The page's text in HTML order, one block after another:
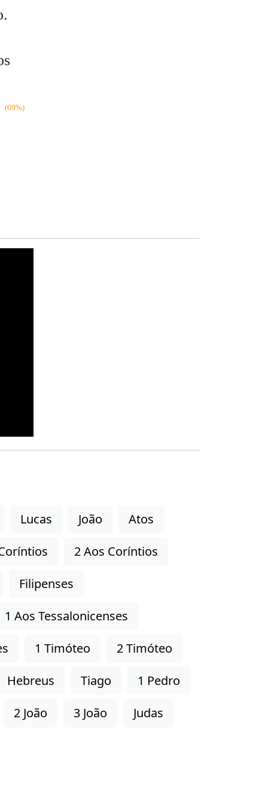
(69%)
Lucas João
Atos
2 Aos Coríntios
Filipenses
1 Aos Tessalonicenses
1 Timóteo
2 Timóteo
Hebreus Tiago
1 Pedro
2 João 3 João
Judas